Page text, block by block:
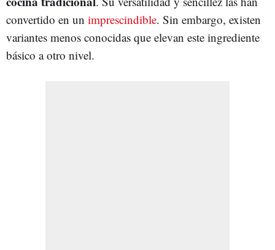
convertido en un imprescindible. Sin embargo, existen
variantes menos conocidas que elevan este ingrediente
básico a otro nivel.